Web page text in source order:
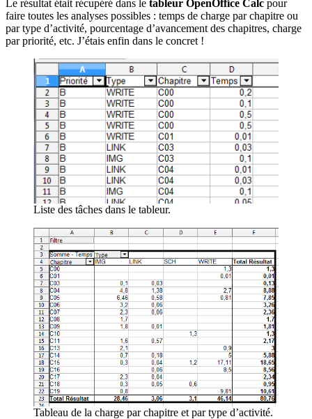
Le résultat était récupéré dans le tableur OpenOffice Calc pour
faire toutes les analyses possibles : temps de charge par chapitre ou
par type d’activité, pourcentage d’avancement des chapitres, charge
par priorité, etc. J’étais enfin dans le concret !
Liste des tâches dans le tableur.
Tableau de la charge par chapitre et par type d’activité.